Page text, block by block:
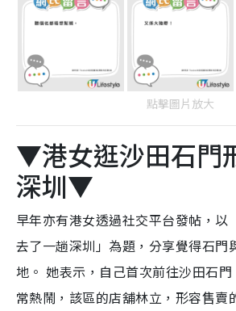
點擊圖片放大
▼港女逛沙田石門
深圳▼
早年亦有港女透過社交平台發帖，以
去了一趟深圳」為題，分享覺得石門
地。 她表示，自己首次前往沙田石
常熱鬧，該區的店舖林立，形容售賣